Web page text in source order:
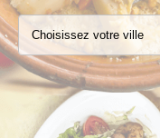
MENTIONS LÉGALES